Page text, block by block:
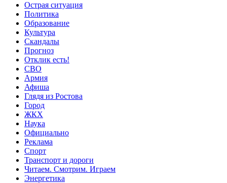
Острая ситуация
Политика
Образование
Культура
Скандалы
Прогноз
Отклик есть!
СВО
Армия
Афиша
Глядя из Ростова
Город
ЖКХ
Наука
Официально
Реклама
Спорт
Транспорт и дороги
Читаем. Смотрим. Играем
Энергетика